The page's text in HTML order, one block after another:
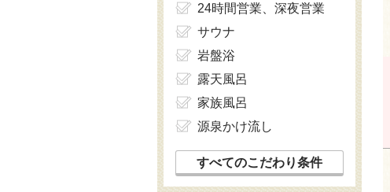
24時間営業、深夜営業
サウナ
岩盤浴
露天風呂
家族風呂
源泉かけ流し
すべてのこだわり条件